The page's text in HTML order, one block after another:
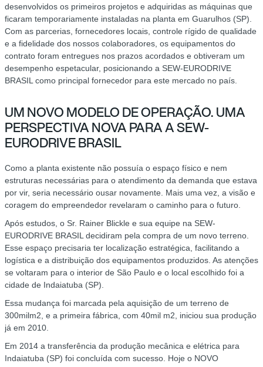
desenvolvidos os primeiros projetos e adquiridas as máquinas que
ficaram temporariamente instaladas na planta em Guarulhos (SP).
Com as parcerias, fornecedores locais, controle rígido de qualidade
e a fidelidade dos nossos colaboradores, os equipamentos do
contrato foram entregues nos prazos acordados e obtiveram um
desempenho espetacular, posicionando a SEW-EURODRIVE
BRASIL como principal fornecedor para este mercado no país.
UM NOVO MODELO DE OPERAÇÃO. UMA
PERSPECTIVA NOVA PARA A SEW-
EURODRIVE BRASIL
Como a planta existente não possuía o espaço físico e nem
estruturas necessárias para o atendimento da demanda que estava
por vir, seria necessário ousar novamente. Mais uma vez, a visão e
coragem do empreendedor revelaram o caminho para o futuro.
Após estudos, o Sr. Rainer Blickle e sua equipe na SEW-
EURODRIVE BRASIL decidiram pela compra de um novo terreno.
Esse espaço precisaria ter localização estratégica, facilitando a
logística e a distribuição dos equipamentos produzidos. As atenções
se voltaram para o interior de São Paulo e o local escolhido foi a
cidade de Indaiatuba (SP).
Essa mudança foi marcada pela aquisição de um terreno de
300milm2, e a primeira fábrica, com 40mil m2, iniciou sua produção
já em 2010.
Em 2014 a transferência da produção mecânica e elétrica para
Indaiatuba (SP) foi concluída com sucesso. Hoje o NOVO